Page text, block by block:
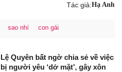
Tác giả:Hạ Anh
sao nhí con gái
Lệ Quyên bất ngờ chia sẻ về việc
bị người yêu ‘dở mặt’, gây xôn